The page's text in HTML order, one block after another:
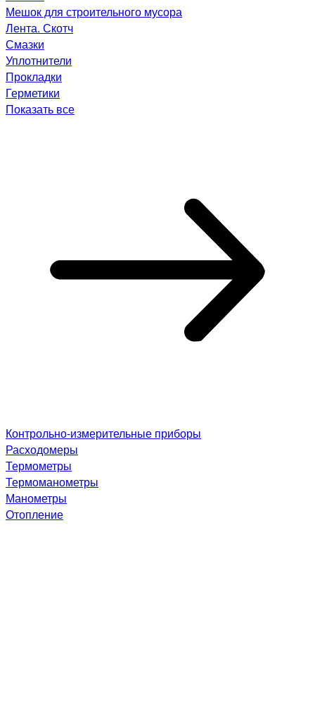
Мешок для строительного мусора
Лента. Скотч
Смазки
Уплотнители
Прокладки
Герметики
Показать все
Контрольно-измерительные приборы
Расходомеры
Термометры
Термоманометры
Манометры
Отопление